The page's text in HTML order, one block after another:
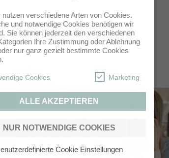
nutzen verschiedene Arten von Cookies.
und notwendige Cookies benötigen wir
Sie können jederzeit den verschiedenen
Ihre Zustimmung oder Ablehnung
nur ganz gezielt bestimmte Cookies
Cookies Marketing
ALLE AKZEPTIEREN
NUR NOTWENDIGE COOKIES
Cookie Einstellungen